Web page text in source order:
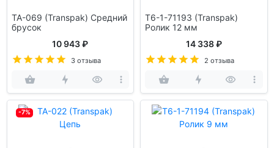
TA-069 (Transpak) Средний
брусок
10 943 ₽
3 отзыва
T6-1-71193 (Transpak)
Ролик 12 мм
14 338 ₽
2 отзыва
-7%